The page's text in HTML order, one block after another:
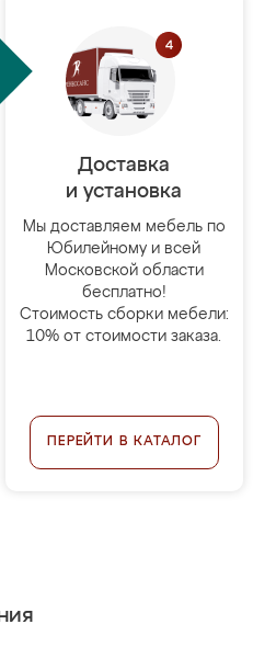
Доставка
и установка
Мы доставляем мебель по
Юбилейному и всей
Московской области
бесплатно!
Стоимость сборки мебели:
10% от стоимости заказа.
ПЕРЕЙТИ В КАТАЛОГ